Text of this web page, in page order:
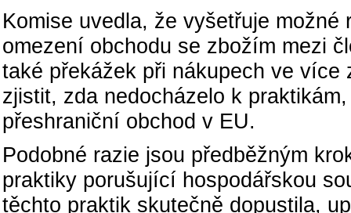
Komise uvedla, že vyšetřuje
omezení obchodu se zbožím mezi
také překážek při nákupech ve
zjistit, zda nedocházelo k
přeshraniční obchod v EU.
Podobné razie jsou předběžným
praktiky porušující hospodářskou
těchto praktik skutečně dopustila,